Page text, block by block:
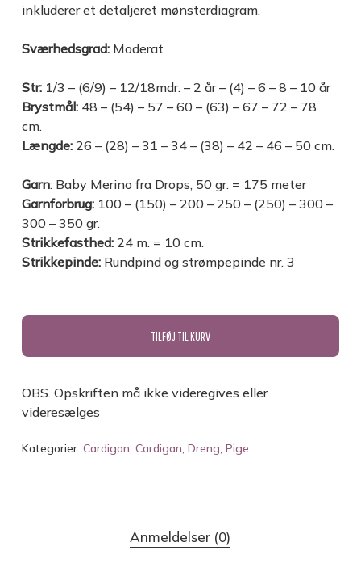
inkluderer et detaljeret mønsterdiagram.
Sværhedsgrad:Moderat
Str:1/3 – (6/9) – 12/18mdr. – 2 år – (4) – 6 – 8 – 10 år
Brystmål:48 – (54) – 57 – 60 – (63) – 67 – 72 – 78
cm.
Længde:26 – (28) – 31 – 34 – (38) – 42 – 46 – 50 cm.
Garn: Baby Merino fra Drops, 50 gr. = 175 meter
Garnforbrug: 100 – (150) – 200 – 250 – (250) – 300 –
300 – 350 gr.
Strikkefasthed:24 m. = 10 cm.
Strikkepinde:Rundpind og strømpepinde nr. 3
TILFØJ TIL KURV
OBS. Opskriften må ikke videregives eller
videresælges
Kategorier: Cardigan, Cardigan, Dreng, Pige
Anmeldelser (0)